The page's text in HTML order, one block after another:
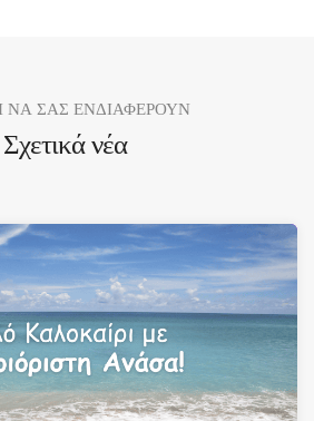
ΝΑ ΣΑΣ ΕΝΔΙΑΦΕΡΟΥΝ
Σχετικά νέα